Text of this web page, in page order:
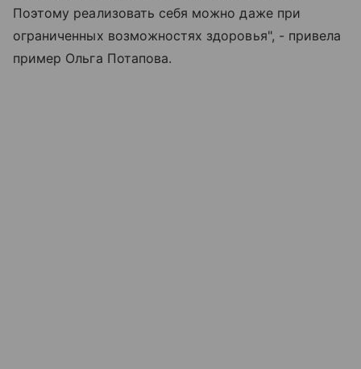
Поэтому реализовать себя можно даже при
ограниченных возможностях здоровья", - привела
пример Ольга Потапова.